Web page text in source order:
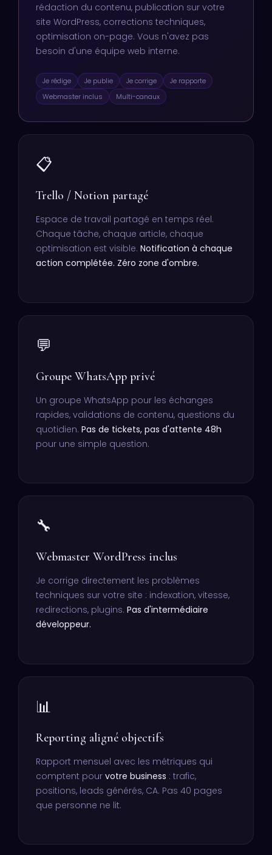
rédaction du contenu, publication sur votre
site WordPress, corrections techniques,
optimisation on-page. Vous n'avez pas
besoin d'une équipe web interne.
Je rédige Je publie Je corrige
Je rapporte
Webmaster inclus
Multi-canaux
📋
Trello / Notion partagé
Espace de travail partagé en temps réel.
Chaque tâche, chaque article, chaque
optimisation est visible. Notification à chaque
action complétée. Zéro zone d'ombre.
💬
Groupe WhatsApp privé
Un groupe WhatsApp pour les échanges
rapides, validations de contenu, questions du
quotidien. Pas de tickets, pas d'attente 48h
pour une simple question.
🔧
Webmaster WordPress inclus
Je corrige directement les problèmes
techniques sur votre site : indexation, vitesse,
redirections, plugins. Pas d'intermédiaire
développeur.
📊
Reporting aligné objectifs
Rapport mensuel avec les métriques qui
comptent pour votre business : trafic,
positions, leads générés, CA. Pas 40 pages
que personne ne lit.